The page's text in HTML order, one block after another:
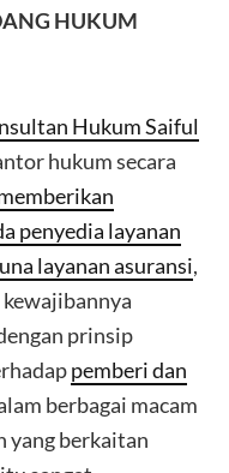
HUKUM
Hukum Saiful
hukum secara
penyedia layanan
layanan asuransi,
prinsip
pemberi dan
berbagai macam
yang berkaitan